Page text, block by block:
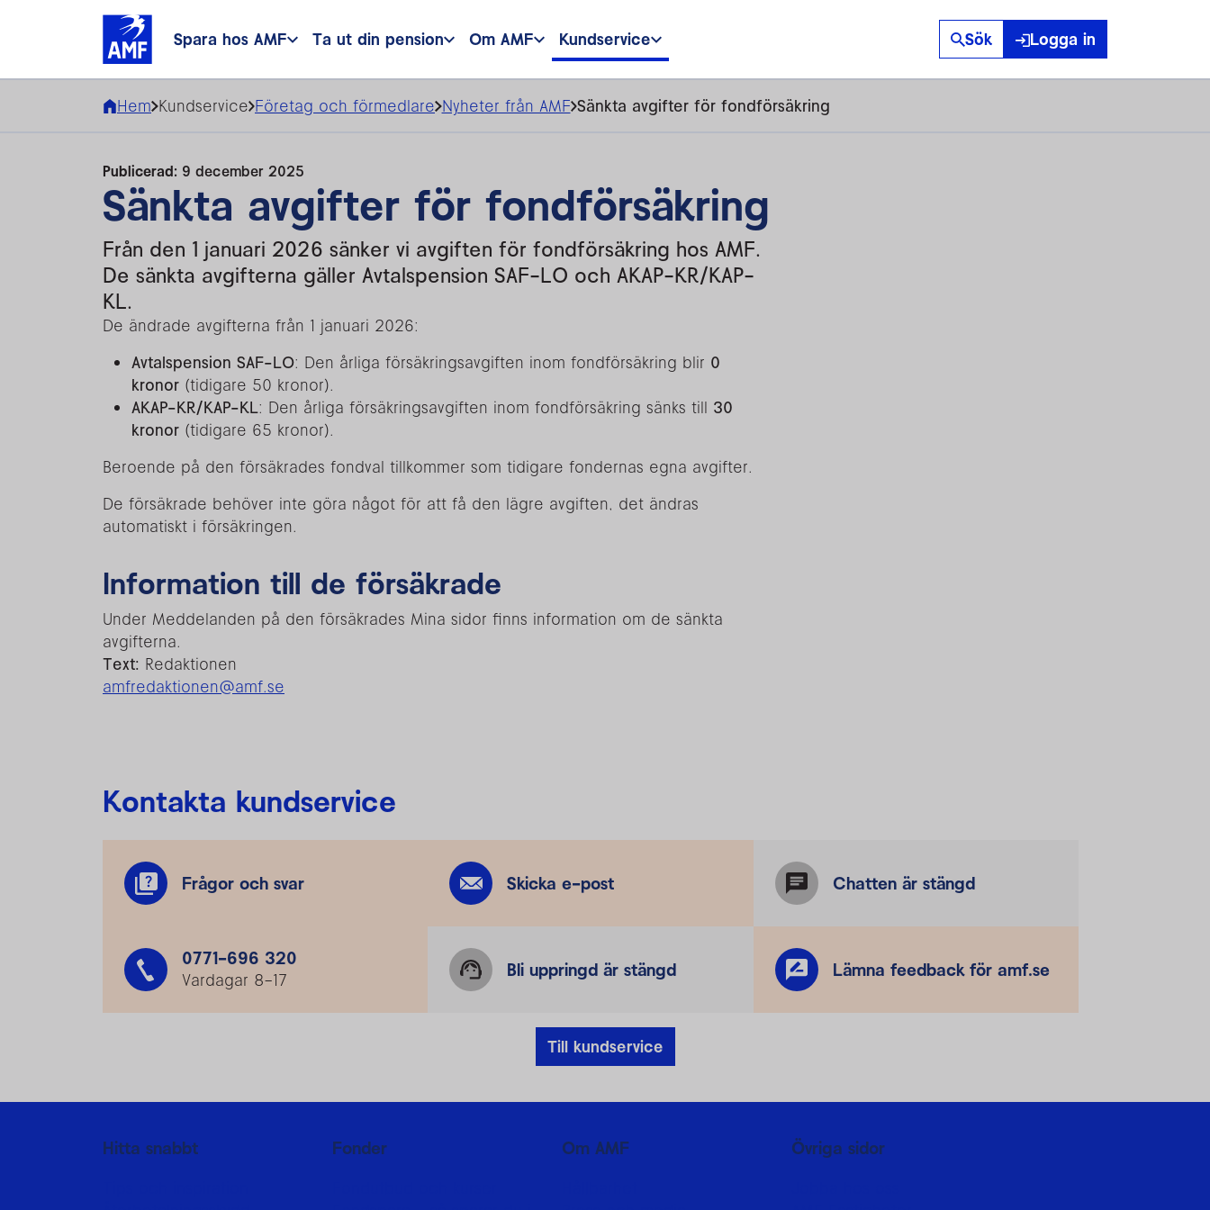
Spara hos AMF Ta ut din pension Om AMF Kundservice Sök Logga in
Hem Kundservice Företag och förmedlare Nyheter från AMF Sänkta avgifter för fondförsäkring
Publicerad: 9 december 2025
Sänkta avgifter för fondförsäkring
Från den 1 januari 2026 sänker vi avgiften för fondförsäkring hos AMF.
De sänkta avgifterna gäller Avtalspension SAF-LO och AKAP-KR/KAP-
KL.
De ändrade avgifterna från 1 januari 2026:
Avtalspension SAF-LO: Den årliga försäkringsavgiften inom fondförsäkring blir 0
kronor (tidigare 50 kronor).
AKAP-KR/KAP-KL: Den årliga försäkringsavgiften inom fondförsäkring sänks till 30
kronor (tidigare 65 kronor).
Beroende på den försäkrades fondval tillkommer som tidigare fondernas egna avgifter.
De försäkrade behöver inte göra något för att få den lägre avgiften, det ändras
automatiskt i försäkringen.
Information till de försäkrade
Under Meddelanden på den försäkrades Mina sidor finns information om de sänkta
avgifterna.
Text: Redaktionen
amfredaktionen@amf.se
Kontakta kundservice
Frågor och svar Skicka e-post Chatten är stängd
0771-696 320
Vardagar 8–17 Bli uppringd är stängd Lämna feedback för amf.se
Till kundservice
Mer information
Hitta snabbt Fonder Om AMF Övriga sidor